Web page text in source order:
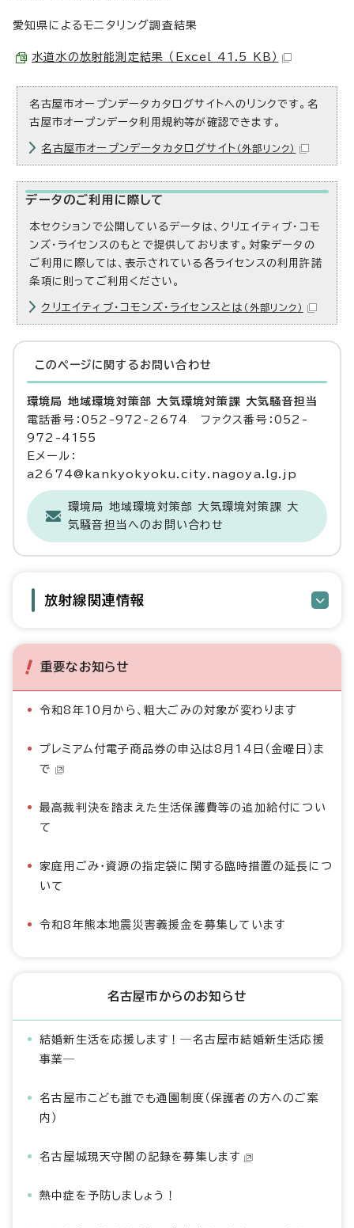
愛知県によるモニタリング調査結果
水道水の放射能測定結果 （Excel 41.5 KB）
名古屋市オープンデータカタログサイトへのリンクです。名
古屋市オープンデータ利用規約等が確認できます。
名古屋市オープンデータカタログサイト （外部リンク）
データのご利用に際して
本セクションで公開しているデータは、クリエイティブ・コモ
ンズ・ライセンスのもとで提供しております。対象データの
ご利用に際しては、表示されている各ライセンスの利用許諾
条項に則ってご利用ください。
クリエイティブ・コモンズ・ライセンスとは （外部リンク）
このページに関する お問い合わせ
環境局 地域環境対策部 大気環境対策課 大気騒音担当
電話番号：052-972-2674 ファクス番号：052-
972-4155
Eメール：
a2674@kankyokyoku.city.nagoya.lg.jp
環境局 地域環境対策部 大気環境対策課 大
気騒音担当へのお問い合わせ
放射線関連情報
重要なお知らせ
令和8年10月から、粗大ごみの対象が変わります
プレミアム付電子商品券の申込は8月14日（金曜日）ま
で
最高裁判決を踏まえた生活保護費等の追加給付につい
て
家庭用ごみ・資源の指定袋に関する臨時措置の延長につ
いて
令和8年熊本地震災害義援金を募集しています
名古屋市からのお知らせ
結婚新生活を応援します！―名古屋市結婚新生活応援
事業―
名古屋市こども誰でも通園制度（保護者の方へのご案
内）
名古屋城現天守閣の記録を募集します
熱中症を予防しましょう！